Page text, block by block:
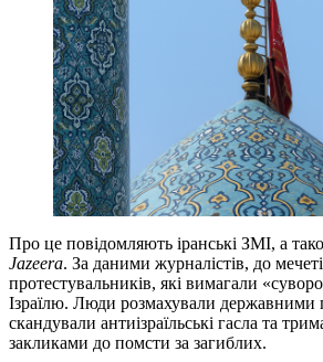
Про це повідомляють іранські ЗМІ, а
Jazeera. За даними журналістів, до мечеті
протестувальників, які вимагали
Ізраїлю. Люди розмахували державними
скандували антиізраїльські гасла та
закликами до помсти за загиблих.